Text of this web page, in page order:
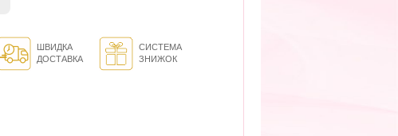
ШВИДКА
ДОСТАВКА
СИСТЕМА
ЗНИЖОК